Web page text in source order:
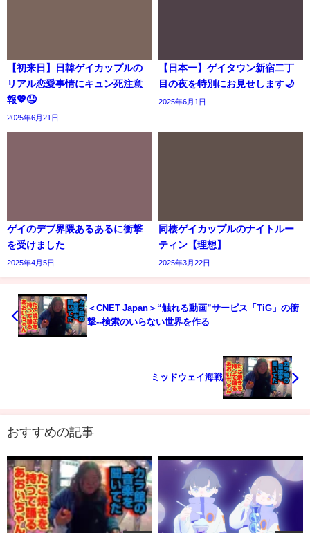
【初来日】日韓ゲイカップルの
リアル恋愛事情にキュン死注意
報💖🤤
2025年6月21日
【日本一】ゲイタウン新宿二丁
目の夜を特別にお見せします🌙
2025年6月1日
ゲイのデブ界隈あるあるに衝撃
を受けました
2025年4月5日
同棲ゲイカップルのナイトルー
ティン【理想】
2025年3月22日
＜CNET Japan＞“触れる動画”サービス「TiG」の衝
撃--検索のいらない世界を作る
ミッドウェイ海戦
おすすめの記事